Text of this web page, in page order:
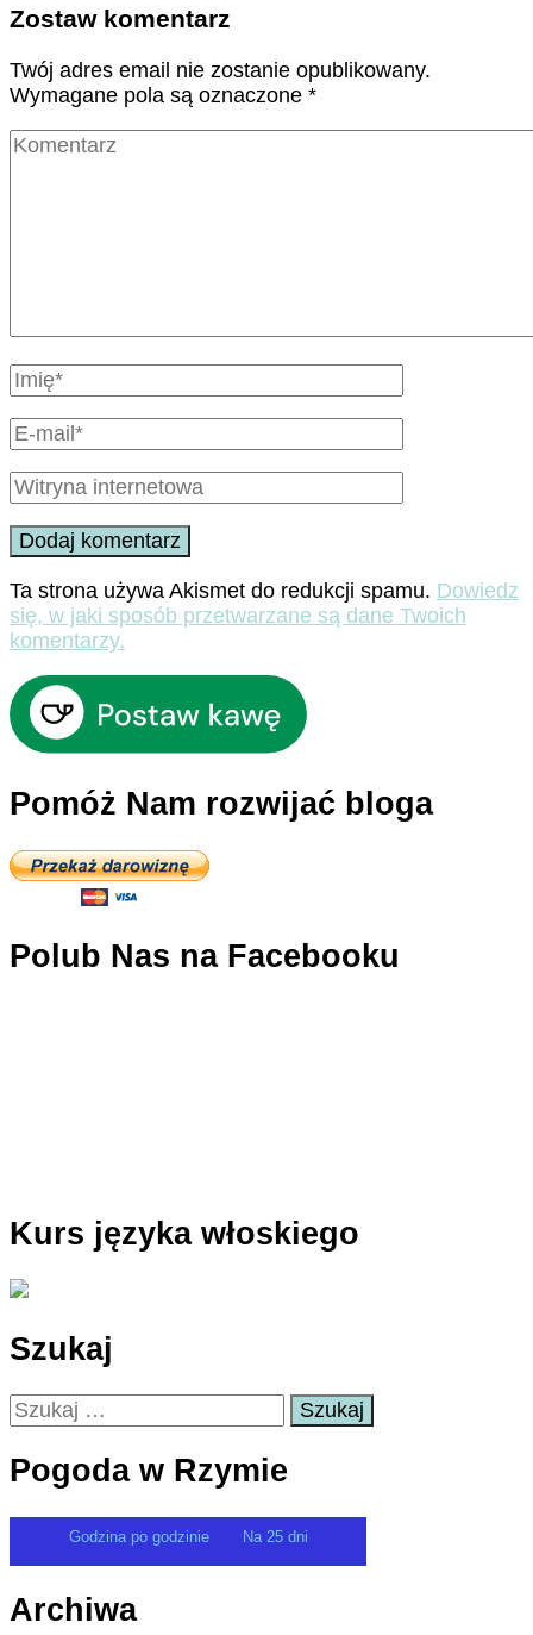
Zostaw komentarz
Twój adres email nie zostanie opublikowany.
Wymagane pola są oznaczone *
Ta strona używa Akismet do redukcji spamu. Dowiedz
się, w jaki sposób przetwarzane są dane Twoich
komentarzy.
Pomóż Nam rozwijać bloga
Polub Nas na Facebooku
Kurs języka włoskiego
Szukaj
Szukaj:
Pogoda w Rzymie
Godzina po godzinie Na 25 dni
Archiwa